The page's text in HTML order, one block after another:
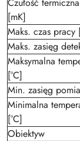
[mK]
Maks. czas pracy
Maks. zasięg
Maksymalna
[°C]
Min. zasięg
Minimalna
[°C]
Obiektyw